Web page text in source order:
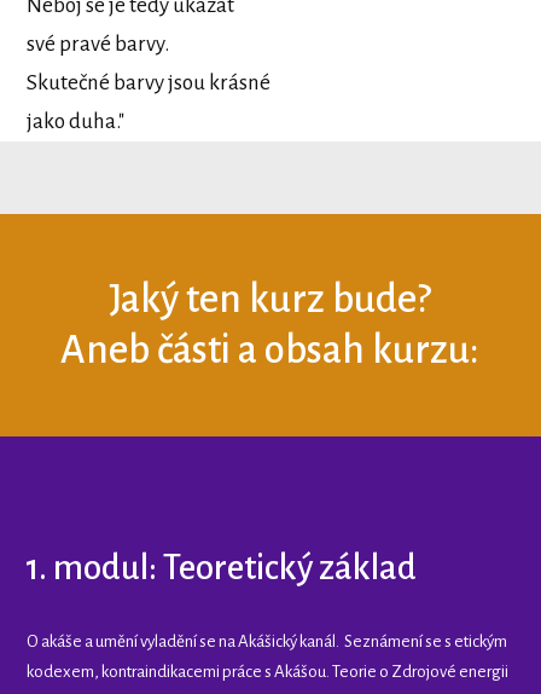
Neboj se je tedy ukázat
své pravé barvy.
Skutečné barvy jsou krásné
jako duha."
Jaký ten kurz bude?
Aneb části a obsah kurzu:
1. modul: Teoretický základ
O akáše a umění vyladění se na Akášický kanál. Seznámení se s etickým
kodexem, kontraindikacemi práce s Akášou. Teorie o Zdrojové energii